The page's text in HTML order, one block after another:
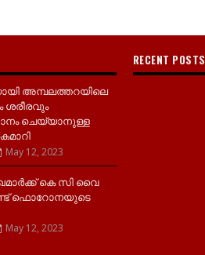
അമ്പലത്തറയിലെ
ചെയ്യാനുള്ള
May 12, 2023
കെ സി വൈ
ഫൊറോനയുടെ
May 12, 2023
RECENT POSTS